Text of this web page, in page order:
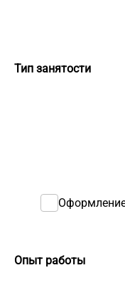
Тип занятости
Опыт работы